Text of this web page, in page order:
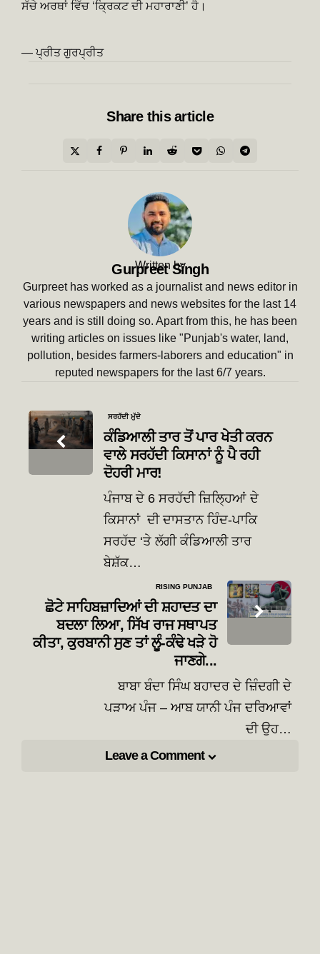
ਸੱਚੇ ਅਰਥਾਂ ਵਿੱਚ ‘ਕ੍ਰਿਕਟ ਦੀ ਮਹਾਰਾਣੀ’ ਹੈ।
— ਪ੍ਰੀਤ ਗੁਰਪ੍ਰੀਤ
Share this article
Written by
Gurpreet Singh
Gurpreet has worked as a journalist and news editor in
various newspapers and news websites for the last 14
years and is still doing so. Apart from this, he has been
writing articles on issues like "Punjab's water, land,
pollution, besides farmers-laborers and education" in
reputed newspapers for the last 6/7 years.
Post
navigation
ਸਰਹੱਦੀ ਮੁੱਦੇ
ਕੰਡਿਆਲੀ ਤਾਰ ਤੋਂ ਪਾਰ ਖੇਤੀ ਕਰਨ
ਵਾਲੇ ਸਰਹੱਦੀ ਕਿਸਾਨਾਂ ਨੂੰ ਪੈ ਰਹੀ
ਦੋਹਰੀ ਮਾਰ!
ਪੰਜਾਬ ਦੇ 6 ਸਰਹੱਦੀ ਜ਼ਿਲ੍ਹਿਆਂ ਦੇ
ਕਿਸਾਨਾਂ ਦੀ ਦਾਸਤਾਨ ਹਿੰਦ-ਪਾਕਿ
ਸਰਹੱਦ ‘ਤੇ ਲੱਗੀ ਕੰਡਿਆਲੀ ਤਾਰ
ਬੇਸ਼ੱਕ…
RISING PUNJAB
ਛੋਟੇ ਸਾਹਿਬਜ਼ਾਦਿਆਂ ਦੀ ਸ਼ਹਾਦਤ ਦਾ
ਬਦਲਾ ਲਿਆ, ਸਿੱਖ ਰਾਜ ਸਥਾਪਤ
ਕੀਤਾ, ਕੁਰਬਾਨੀ ਸੁਣ ਤਾਂ ਲੂੰ-ਕੰਢੇ ਖੜੇ ਹੋ
ਜਾਣਗੇ...
ਬਾਬਾ ਬੰਦਾ ਸਿੰਘ ਬਹਾਦਰ ਦੇ ਜ਼ਿੰਦਗੀ ਦੇ
ਪੜਾਅ ਪੰਜ – ਆਬ ਯਾਨੀ ਪੰਜ ਦਰਿਆਵਾਂ
ਦੀ ਉਹ…
Leave a Comment